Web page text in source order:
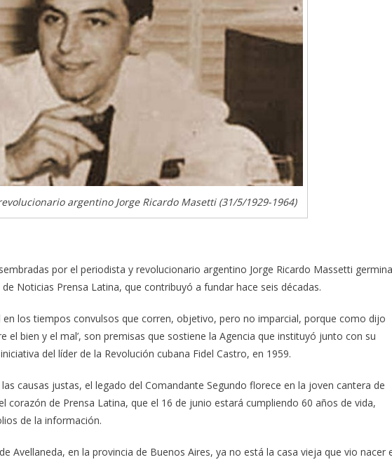
argentino Jorge Ricardo Masetti (31/5/1929-1964)
por el periodista y revolucionario argentino Jorge Ricardo Massetti
Noticias Prensa Latina, que contribuyó a fundar hace seis décadas.
en los tiempos convulsos que corren, objetivo, pero no imparcial, porque como dijo
el bien y el mal’, son premisas que sostiene la Agencia que instituyó junto con su
del líder de la Revolución cubana Fidel Castro, en 1959.
causas justas, el legado del Comandante Segundo florece en la joven cantera de
corazón de Prensa Latina, que el 16 de junio estará cumpliendo 60 años de vida,
de la información.
Avellaneda, en la provincia de Buenos Aires, ya no está la casa vieja que vio nacer